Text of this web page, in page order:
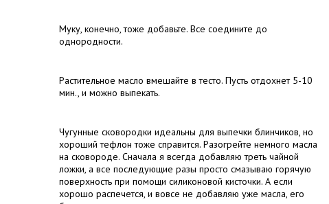
Муку, конечно, тоже добавьте. Все соедините до
однородности.
Растительное масло вмешайте в тесто. Пусть отдохнет 5-10
мин., и можно выпекать.
Чугунные сковородки идеальны для выпечки блинчиков, но
хороший тефлон тоже справится. Разогрейте немного масла
на сковороде. Сначала я всегда добавляю треть чайной
ложки, а все последующие разы просто смазываю горячую
поверхность при помощи силиконовой кисточки. А если
хорошо распечется, и вовсе не добавляю уже масла, его